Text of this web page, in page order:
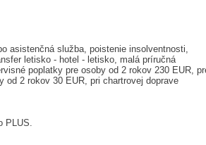
asistenčná služba, poistenie insolventnosti,
letisko - hotel - letisko, malá príručná
poplatky pre osoby od 2 rokov 230 EUR,
od 2 rokov 30 EUR, pri chartrovej doprave
PLUS.